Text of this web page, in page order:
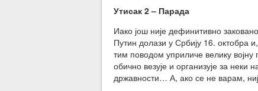
Утисак 2 – Парада
Иако још није дефинитивно
Путин долази у Србију 16. октобра
тим поводом уприличе велику
обично везује и организује за
државности… А, ако се не варам,